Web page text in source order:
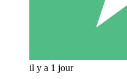
il y a 1 jour